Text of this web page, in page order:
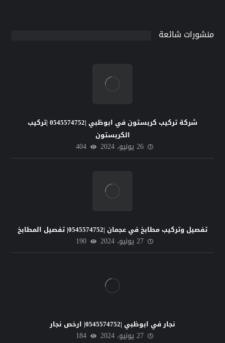
منشورات شائعة
شركة تركيب كربستون في ابوظبي |0545574752 |تركيب
الكربستون
26 يونيو، 2024 404
تفصيل وتركيب مطابخ في عجمان |0545574752| تفصيل المطابخ
27 يونيو، 2024 190
نجار في ابوظبي |0545574752| ارخص نجار
27 يونيو، 2024 184